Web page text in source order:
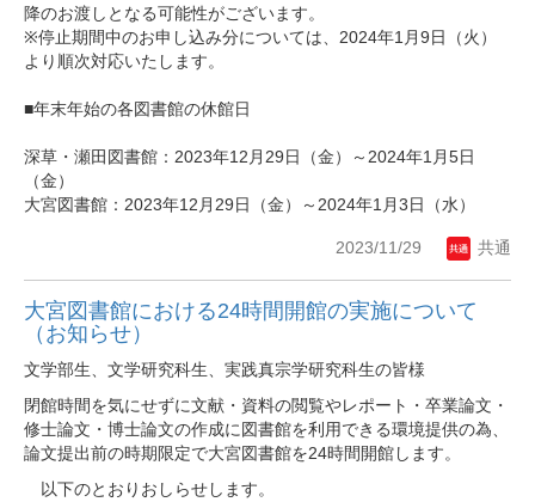
降のお渡しとなる可能性がございます。
※停止期間中のお申し込み分については、2024年1月9日（火）
より順次対応いたします。
■年末年始の各図書館の休館日
深草・瀬田図書館：2023年12月29日（金）～2024年1月5日
（金）
大宮図書館：2023年12月29日（金）～2024年1月3日（水）
2023/11/29 共通
大宮図書館における24時間開館の実施について
（お知らせ）
文学部生、文学研究科生、実践真宗学研究科生の皆様
閉館時間を気にせずに文献・資料の閲覧やレポート・卒業論文・
修士論文・博士論文の作成に図書館を利用できる環境提供の為、
論文提出前の時期限定で大宮図書館を24時間開館します。
以下のとおりおしらせします。